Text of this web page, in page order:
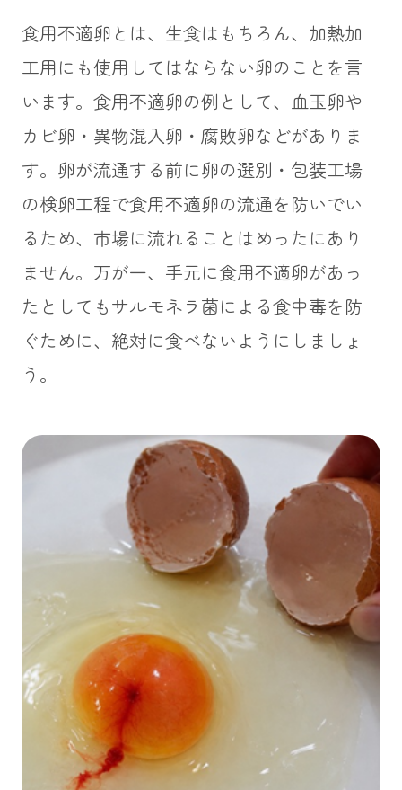
食用不適卵とは、生食はもちろん、加熱加
工用にも使用してはならない卵のことを言
います。食用不適卵の例として、血玉卵や
カビ卵・異物混入卵・腐敗卵などがありま
す。卵が流通する前に卵の選別・包装工場
の検卵工程で食用不適卵の流通を防いでい
るため、市場に流れることはめったにあり
ません。万が一、手元に食用不適卵があっ
たとしてもサルモネラ菌による食中毒を防
ぐために、絶対に食べないようにしましょ
う。